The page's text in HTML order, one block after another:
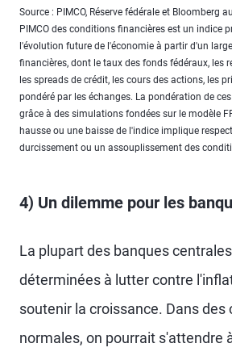
Source : PIMCO, Réserve fédérale et Bloomberg
PIMCO des conditions financières est un indice
l'évolution future de l'économie à partir d'un
financières, dont le taux des fonds fédéraux, les
les spreads de crédit, les cours des actions, les
pondéré par les échanges. La pondération de
grâce à des simulations fondées sur le modèle
hausse ou une baisse de l'indice implique
durcissement ou un assouplissement des
4) Un dilemme pour les
La plupart des banques
déterminées à lutter contre
soutenir la croissance. Dans des
normales, on pourrait s'attendre